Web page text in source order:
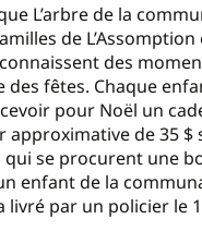
L’arbre de la
de
des
des fêtes. Chaque
pour Noël un
approximative de 35
qui se procurent une
enfant de la
livré par un policier le